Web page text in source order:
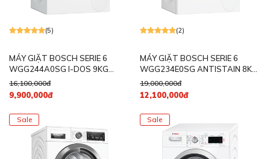
(5)
MÁY GIẶT BOSCH SERIE 6
WGG244A0SG I-DOS 9KG
1400RPM
16,100,000đ
9,900,000đ
(2)
MÁY GIẶT BOSCH SERIE 6
WGG234E0SG ANTISTAIN 8KG
1200RPM
19,000,000đ
12,100,000đ
Sale Sale